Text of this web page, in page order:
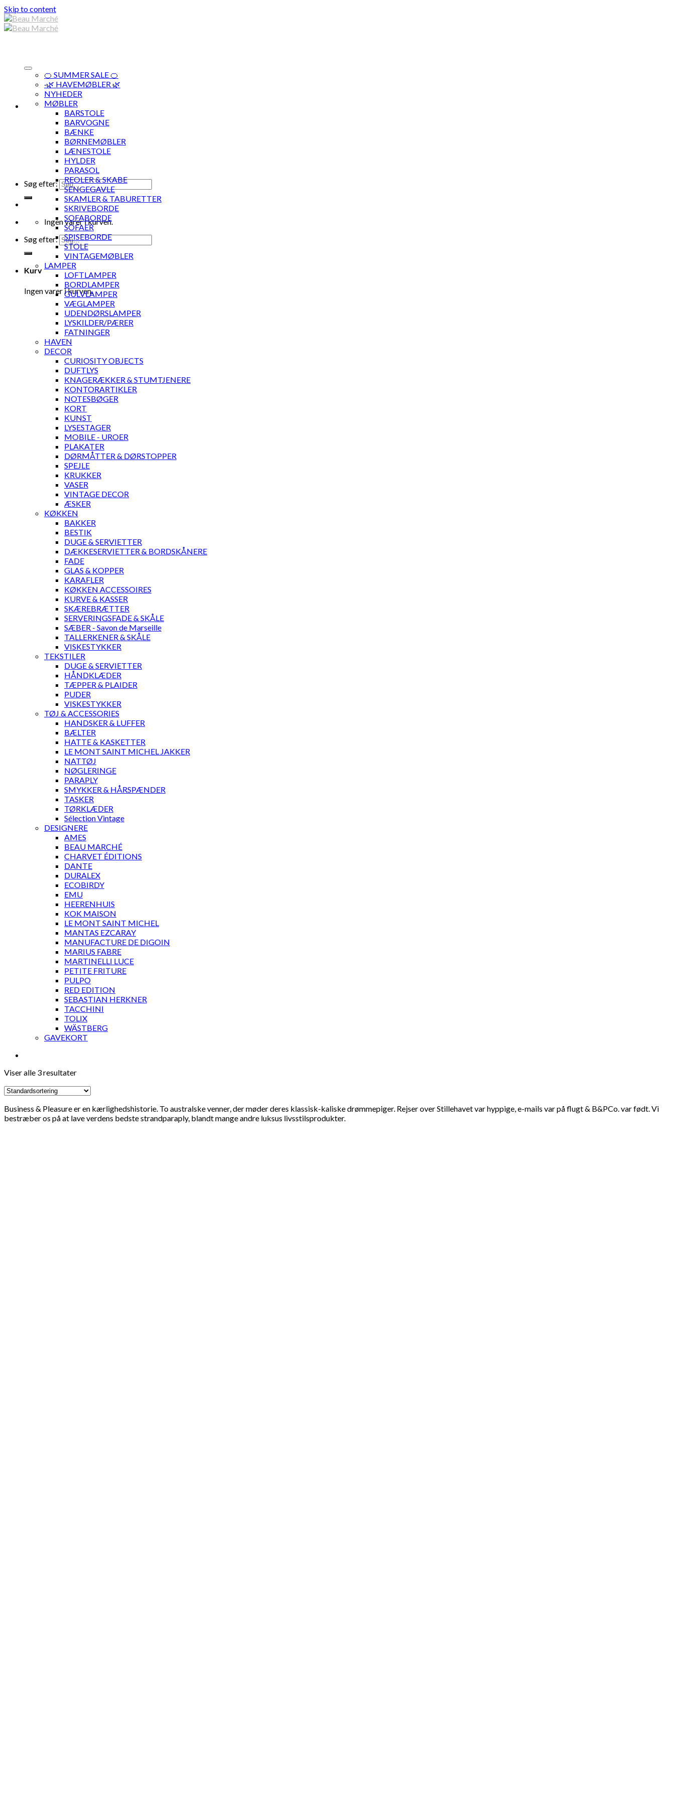
Skip to content
Søg efter:
Ingen varer i kurven.
Søg efter:
Kurv
Ingen varer i kurven.
🍊 SUMMER SALE 🍊
·🌿 HAVEMØBLER 🌿
NYHEDER
MØBLER
BARSTOLE
BARVOGNE
BÆNKE
BØRNEMØBLER
LÆNESTOLE
HYLDER
PARASOL
REOLER & SKABE
SENGEGAVLE
SKAMLER & TABURETTER
SKRIVEBORDE
SOFABORDE
SOFAER
SPISEBORDE
STOLE
VINTAGEMØBLER
LAMPER
LOFTLAMPER
BORDLAMPER
GULVLAMPER
VÆGLAMPER
UDENDØRSLAMPER
LYSKILDER/PÆRER
FATNINGER
HAVEN
DECOR
CURIOSITY OBJECTS
DUFTLYS
KNAGERÆKKER & STUMTJENERE
KONTORARTIKLER
NOTESBØGER
KORT
KUNST
LYSESTAGER
MOBILE - UROER
PLAKATER
DØRMÅTTER & DØRSTOPPER
SPEJLE
KRUKKER
VASER
VINTAGE DECOR
ÆSKER
KØKKEN
BAKKER
BESTIK
DUGE & SERVIETTER
DÆKKESERVIETTER & BORDSKÅNERE
FADE
GLAS & KOPPER
KARAFLER
KØKKEN ACCESSOIRES
KURVE & KASSER
SKÆREBRÆTTER
SERVERINGSFADE & SKÅLE
SÆBER - Savon de Marseille
TALLERKENER & SKÅLE
VISKESTYKKER
TEKSTILER
DUGE & SERVIETTER
HÅNDKLÆDER
TÆPPER & PLAIDER
PUDER
VISKESTYKKER
TØJ & ACCESSORIES
HANDSKER & LUFFER
BÆLTER
HATTE & KASKETTER
LE MONT SAINT MICHEL JAKKER
NATTØJ
NØGLERINGE
PARAPLY
SMYKKER & HÅRSPÆNDER
TASKER
TØRKLÆDER
Sélection Vintage
DESIGNERE
AMES
BEAU MARCHÉ
CHARVET ÉDITIONS
DANTE
DURALEX
ECOBIRDY
EMU
HEERENHUIS
KOK MAISON
LE MONT SAINT MICHEL
MANTAS EZCARAY
MANUFACTURE DE DIGOIN
MARIUS FABRE
MARTINELLI LUCE
PETITE FRITURE
PULPO
RED EDITION
SEBASTIAN HERKNER
TACCHINI
TOLIX
WÄSTBERG
GAVEKORT
Viser alle 3 resultater
Business & Pleasure er en kærlighedshistorie. To australske venner, der møder deres klassisk-kaliske drømmepiger. Rejser over Stillehavet var hyppige, e-mails var på flugt & B&PCo. var født. Vi
bestræber os på at lave verdens bedste strandparaply, blandt mange andre luksus livsstilsprodukter.